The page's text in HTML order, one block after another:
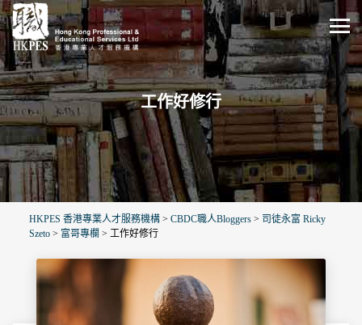
工作好修行
HKPES 香港專業人才服務機構 > CBDC職人Bloggers > 司徒永富 Ricky
Szeto > 富哥專欄 > 工作好修行